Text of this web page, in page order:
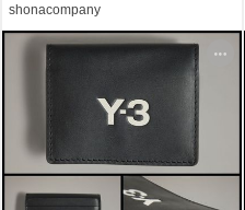
shonacompany